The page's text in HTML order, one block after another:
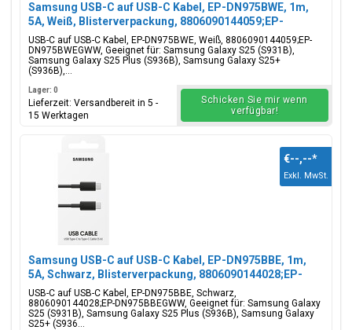
Samsung USB-C auf USB-C Kabel, EP-DN975BWE, 1m,
5A, Weiß, Blisterverpackung, 8806090144059;EP-
DN975BWEGWW
USB-C auf USB-C Kabel, EP-DN975BWE, Weiß, 8806090144059;EP-
DN975BWEGWW, Geeignet für: Samsung Galaxy S25 (S931B),
Samsung Galaxy S25 Plus (S936B), Samsung Galaxy S25+
(S936B),...
Lager: 0
Lieferzeit: Versandbereit in 5 -
15 Werktagen
Schicken Sie mir wenn
verfügbar!
Samsung USB-C auf USB-C Kabel, EP-DN975BBE, 1m,
5A, Schwarz, Blisterverpackung, 8806090144028;EP-
DN975BBEGWW
USB-C auf USB-C Kabel, EP-DN975BBE, Schwarz,
8806090144028;EP-DN975BBEGWW, Geeignet für: Samsung Galaxy
S25 (S931B), Samsung Galaxy S25 Plus (S936B), Samsung Galaxy
S25+ (S936...
€--,--*
Exkl. MwSt.